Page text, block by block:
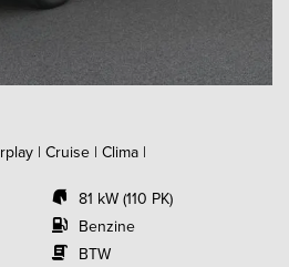
| Cruise | Clima |
81 kW (110 PK)
Benzine
BTW